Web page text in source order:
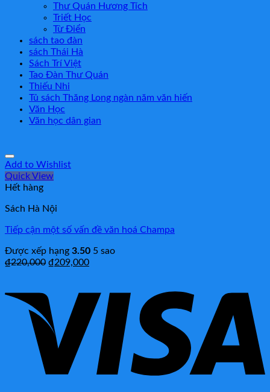
Thư Quán Hương Tích
Triết Học
Từ Điển
sách tao đàn
sách Thái Hà
Sách Trí Việt
Tao Đàn Thư Quán
Thiếu Nhi
Tủ sách Thăng Long ngàn năm văn hiến
Văn Học
Văn học dân gian
Add to Wishlist
Quick View
Hết hàng
Sách Hà Nội
Tiếp cận một số vấn đề văn hoá Champa
Được xếp hạng 3.50 5 sao
₫220,000 ₫209,000